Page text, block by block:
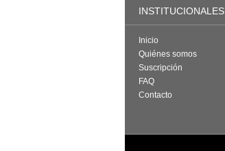
INSTITUCIONALES
Inicio
Quiénes somos
Suscripción
FAQ
Contacto